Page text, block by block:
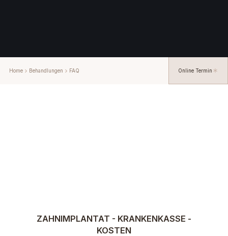
Home Behandlungen FAQ Online Termin
ZAHNIMPLANTAT - KRANKENKASSE -
KOSTEN